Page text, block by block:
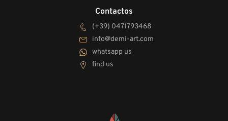
Contactos
(+39) 0471793468
info@demi-art.com
whatsapp us
find us